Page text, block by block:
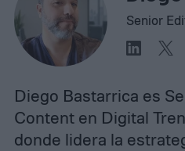
Senior
Diego Bastarrica es
Content en Digital
donde lidera la